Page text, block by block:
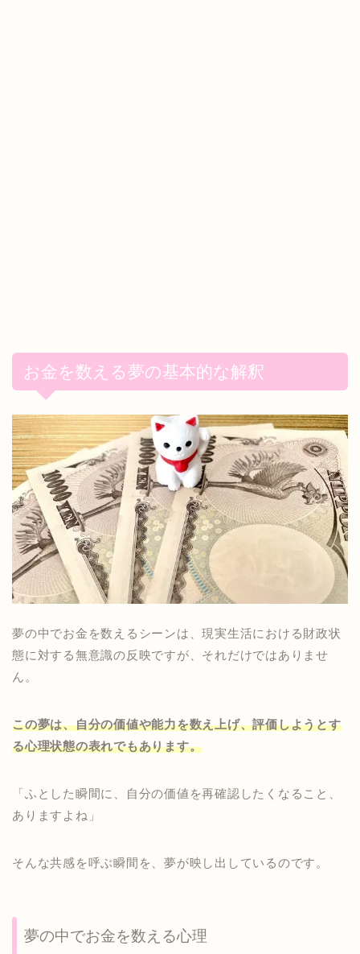
お金を数える夢の基本的な解釈
夢の中でお金を数えるシーンは、現実生活における財政状
態に対する無意識の反映ですが、それだけではありませ
ん。
この夢は、自分の価値や能力を数え上げ、評価しようとす
る心理状態の表れでもあります。
「ふとした瞬間に、自分の価値を再確認したくなること、
ありますよね」
そんな共感を呼ぶ瞬間を、夢が映し出しているのです。
夢の中でお金を数える心理